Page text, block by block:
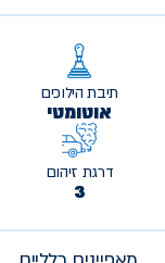
תיבת הילוכים
אוטומטי
דרגת זיהום
3